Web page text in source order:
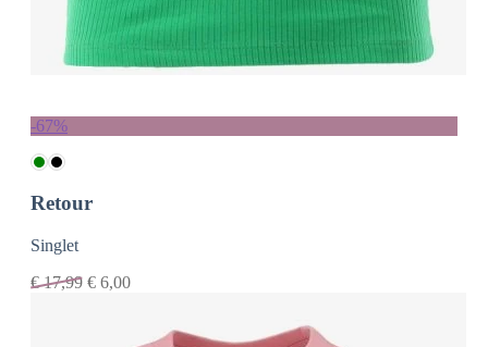
-67%
Retour
Singlet
€17,99 € 6,00